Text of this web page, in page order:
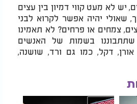
יש לא מעט קווי דמיון בין עצים
שאולי יהיה אפשר לקרוא לבני
צמחים או פרחים? לא תאמינו
בשמות של האנשים
אורן, דקל, כמו גם ורד, שושנה,